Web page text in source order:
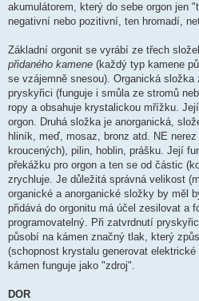
akumulátorem, který do sebe orgon jen
negativní nebo pozitivní, ten hromadí,
Základní orgonit se vyrábí ze třech
přidaného kamene (každý typ kamene
se vzájemně snesou). Organická
pryskyřici (funguje i smůla ze stromů
ropy a obsahuje krystalickou mřížku.
orgon. Druhá složka je anorganická,
hliník, meď, mosaz, bronz atd. NE
kroucených), pilin, hoblin, prášku. Její
překážku pro orgon a ten se od částic
zrychluje. Je důležitá správná velikost
organické a anorganické složky by měl
přidává do orgonitu má účel zesilovat a
programovatelný. Při zatvrdnutí
působí na kámen značný tlak, který
(schopnost krystalu generovat
kámen funguje jako "zdroj".
DOR